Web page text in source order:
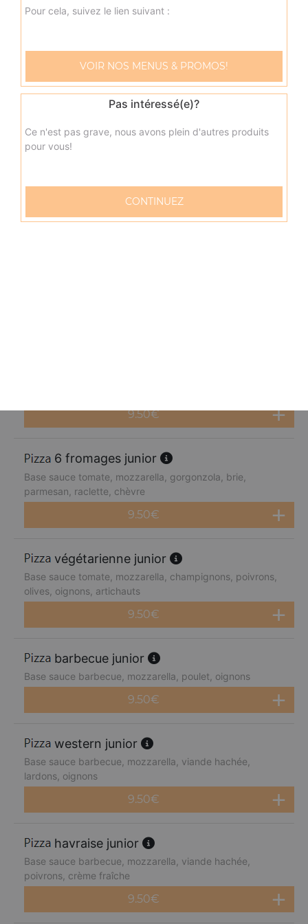
oeuf
napolitaine junior
Base sauce tomate, mozzarella, anchois, câpres, olives
9.50€
9.50€
6 fromages junior
Base sauce tomate, mozzarella, gorgonzola, brie,
parmesan, raclette, chèvre
9.50€
végétarienne junior
Base sauce tomate, mozzarella, champignons, poivrons,
olives, oignons, artichauts
9.50€
barbecue junior
Base sauce barbecue, mozzarella, poulet, oignons
9.50€
western junior
Base sauce barbecue, mozzarella, viande hachée,
lardons, oignons
9.50€
havraise junior
Base sauce barbecue, mozzarella, viande hachée,
poivrons, crème fraîche
9.50€
Pour cela, suivez le lien suivant :
VOIR NOS MENUS & PROMOS!
Pas intéressé(e)?
Ce n'est pas grave, nous avons plein d'autres produits
pour vous!
CONTINUEZ